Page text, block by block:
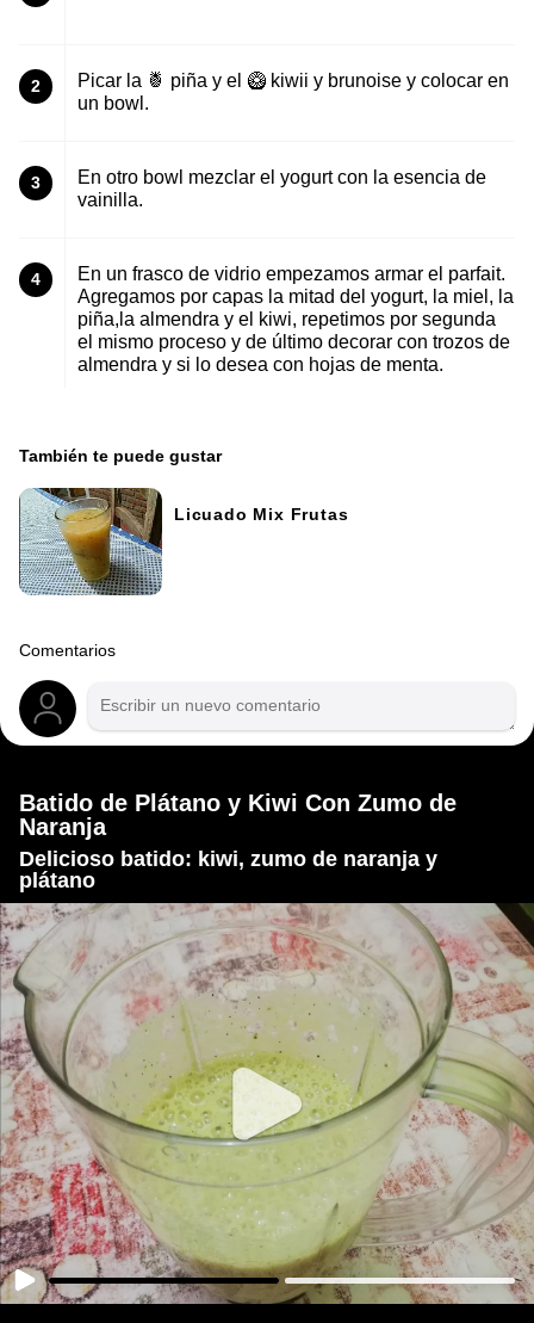
2
Picar la 🍍 piña y el 🥝 kiwii y brunoise y colocar en
un bowl.
3
En otro bowl mezclar el yogurt con la esencia de
vainilla.
4
En un frasco de vidrio empezamos armar el parfait.
Agregamos por capas la mitad del yogurt, la miel, la
piña,la almendra y el kiwi, repetimos por segunda
el mismo proceso y de último decorar con trozos de
almendra y si lo desea con hojas de menta.
También te puede gustar
Licuado Mix Frutas
Comentarios
Batido de Plátano y Kiwi Con Zumo de
Naranja
Delicioso batido: kiwi, zumo de naranja y
plátano